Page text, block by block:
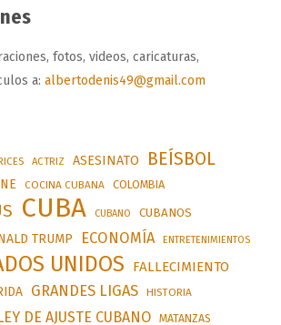
fotos, videos, caricaturas,
a: albertodenis49@gmail.com
ACTRIZ ASESINATO BEÍSBOL
COCINA CUBANA COLOMBIA
CUBA CUBANO CUBANOS
TRUMP ECONOMÍA ENTRETENIMIENTOS
UNIDOS FALLECIMIENTO
GRANDES LIGAS HISTORIA
DE AJUSTE CUBANO MATANZAS